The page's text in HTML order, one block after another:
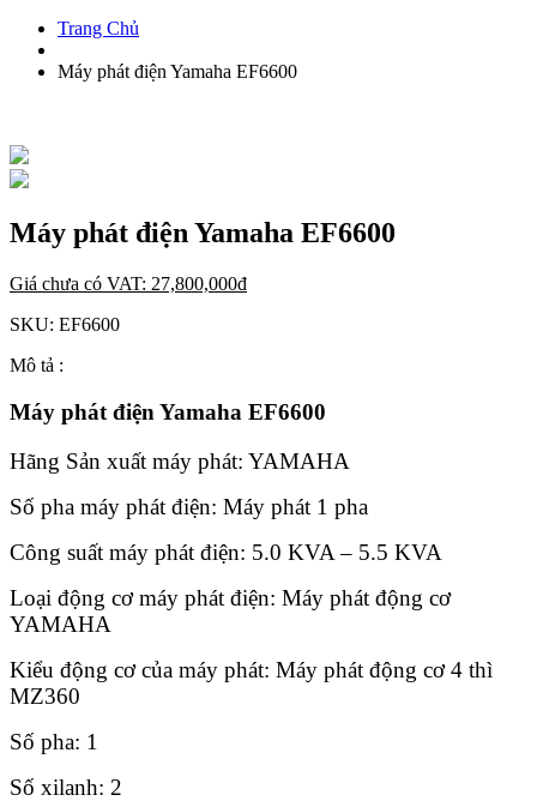
Trang Chủ
Máy phát điện Yamaha EF6600
Máy phát điện Yamaha EF6600
Giá chưa có VAT: 27,800,000đ
SKU: EF6600
Mô tả :
Máy phát điện Yamaha EF6600
Hãng Sản xuất máy phát: YAMAHA
Số pha máy phát điện: Máy phát 1 pha
Công suất máy phát điện: 5.0 KVA – 5.5 KVA
Loại động cơ máy phát điện: Máy phát động cơ
YAMAHA
Kiểu động cơ của máy phát: Máy phát động cơ 4 thì
MZ360
Số pha: 1
Số xilanh: 2